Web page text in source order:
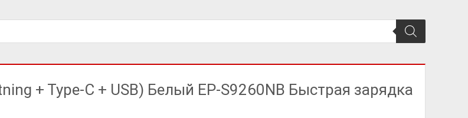
+ Type-C + USB) Белый EP-S9260NB Быстрая зарядка